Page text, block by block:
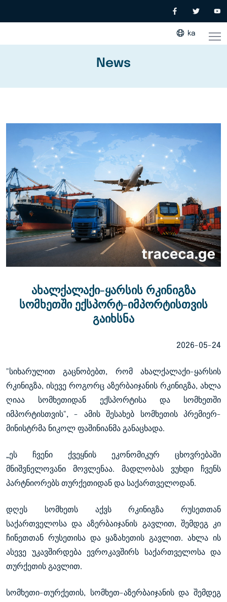
ka
News
ახალქალაქი-ყარსის რკინიგზა
სომხეთში ექსპორტ-იმპორტისთვის
გაიხსნა
2026-05-24
"სიხარულით გაცნობებთ, რომ ახალქალაქი-ყარსის
რკინიგზა, ისევე როგორც აზერბაიჯანის რკინიგზა, ახლა
ღიაა სომხეთიდან ექსპორტისა და სომხეთში
იმპორტისთვის", - ამის შესახებ სომხეთის პრემიერ-
მინისტრმა ნიკოლ ფაშინიანმა განაცხადა.
„ეს ჩვენი ქვეყნის ეკონომიკურ ცხოვრებაში
მნიშვნელოვანი მოვლენაა. მადლობას ვუხდი ჩვენს
პარტნიორებს თურქეთიდან და საქართველოდან.
დღეს სომხეთს აქვს რკინიგზა რუსეთთან
საქართველოსა და აზერბაიჯანის გავლით, შემდეგ კი
ჩინეთთან რუსეთისა და ყაზახეთის გავლით. ახლა ის
ასევე უკავშირდება ევროკავშირს საქართველოსა და
თურქეთის გავლით.
სომხეთი-თურქეთის, სომხეთ-აზერბაიჯანის და შემდეგ